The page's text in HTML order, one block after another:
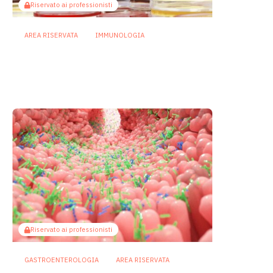
Riservato ai professionisti
AREA RISERVATA IMMUNOLOGIA
Riservato ai professionisti
GASTROENTEROLOGIA AREA RISERVATA